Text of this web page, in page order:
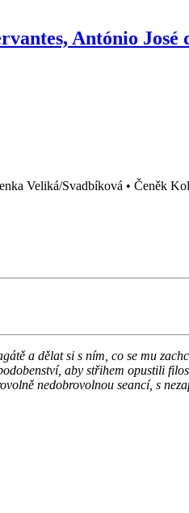
António José
Veliká/Svadbíková • Čeněk
a dělat si s ním, co se mu
aby střihem opustili
nedobrovolnou seancí, s